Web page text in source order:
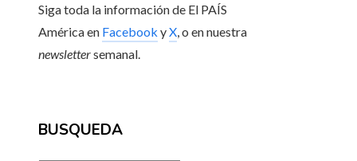
Siga toda la información de El PAÍS
América en Facebook yX , o en nuestra
newslettersemanal.
BUSQUEDA